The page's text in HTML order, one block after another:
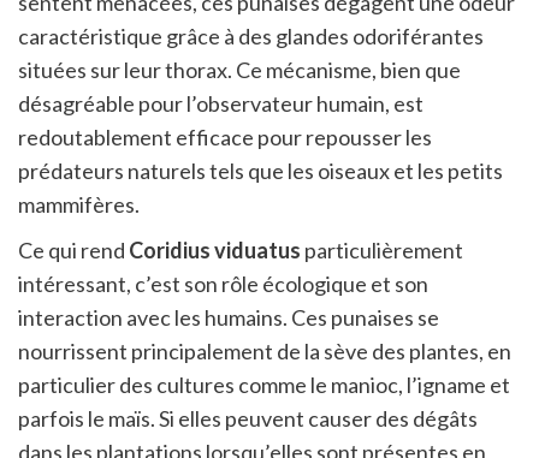
caractéristique grâce à des glandes odoriférantes
situées sur leur thorax. Ce mécanisme, bien que
désagréable pour l’observateur humain, est
redoutablement efficace pour repousser les
prédateurs naturels tels que les oiseaux et les petits
mammifères.
Ce qui rend Coridius viduatus particulièrement
intéressant, c’est son rôle écologique et son
interaction avec les humains. Ces punaises se
nourrissent principalement de la sève des plantes, en
particulier des cultures comme le manioc, l’igname et
parfois le maïs. Si elles peuvent causer des dégâts
dans les plantations lorsqu’elles sont présentes en